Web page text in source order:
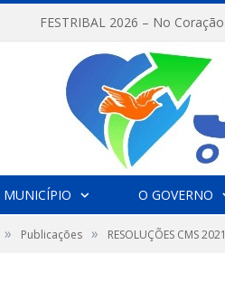
MUNICÍPIO O GOVERNO
» Publicações » RESOLUÇÕES CMS 2021